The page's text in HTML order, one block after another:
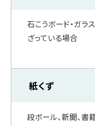
石こうボード・ガラ
ざっている場合
紙くず
段ボール、新聞、書